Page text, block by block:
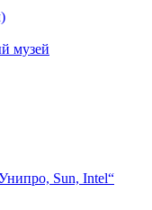
музей
Sun, Intel“